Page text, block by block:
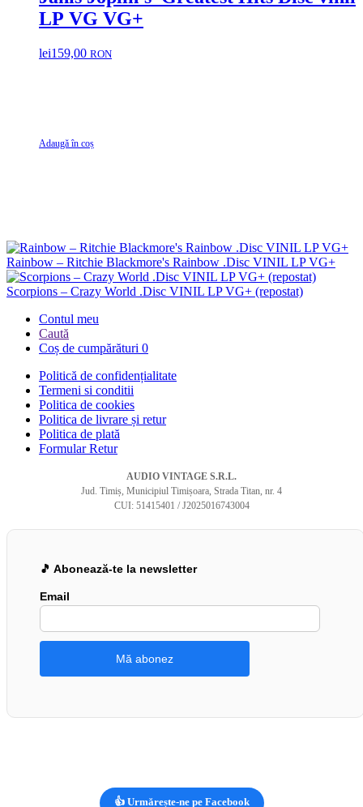
LP VG VG+
lei159,00 RON
Adaugă în coș
Rainbow – Ritchie Blackmore's Rainbow .Disc VINIL LP VG+
Scorpions – Crazy World .Disc VINIL LP VG+ (repostat)
Contul meu
Caută
Coș de cumpărături 0
Politică de confidențialitate
Termeni si conditii
Politica de cookies
Politica de livrare și retur
Politica de plată
Formular Retur
AUDIO VINTAGE S.R.L.
Jud. Timiș, Municipiul Timișoara, Strada Titan, nr. 4
CUI: 51415401 / J2025016743004
🎵 Abonează-te la newsletter
Email
👍 Urmărește-ne pe Facebook